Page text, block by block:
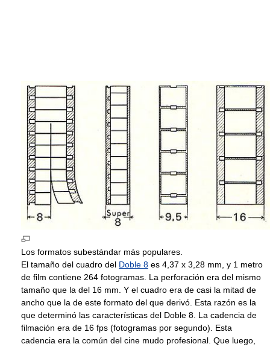
Los formatos subestándar más populares.
El tamaño del cuadro del Doble 8 es 4,37 x 3,28 mm, y 1 metro
de film contiene 264 fotogramas. La perforación era del mismo
tamaño que la del 16 mm. Y el cuadro era de casi la mitad de
ancho que la de este formato del que derivó. Esta razón es la
que determinó las características del Doble 8. La cadencia de
filmación era de 16 fps (fotogramas por segundo). Esta
cadencia era la común del cine mudo profesional. Que luego,